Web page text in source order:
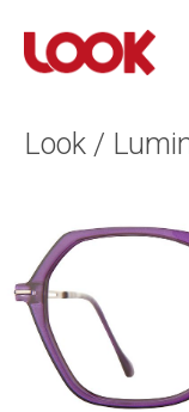
Look /